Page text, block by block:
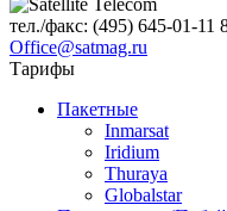
тел./факс: (495) 645-01-11
Office@satmag.ru
Тарифы
Пакетные
Inmarsat
Iridium
Thuraya
Globalstar